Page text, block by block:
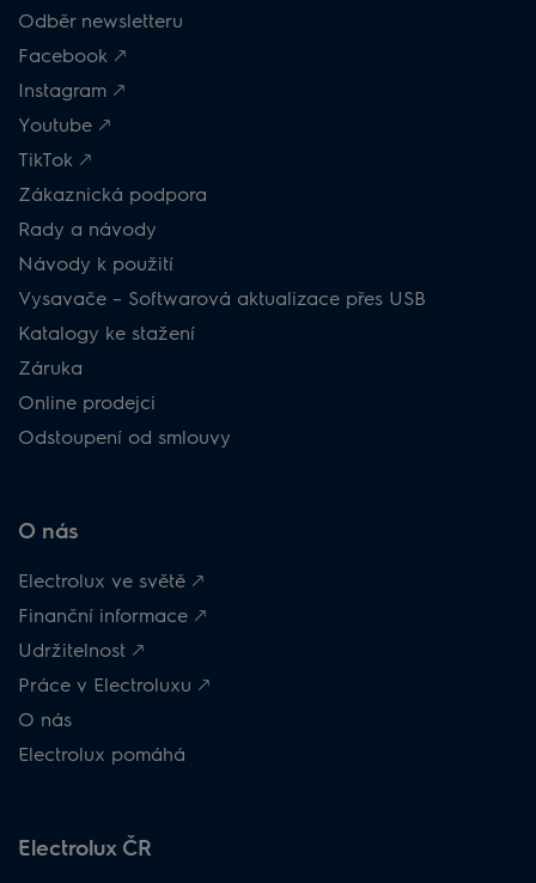
Odběr newsletteru
Facebook 🡕
Instagram 🡕
Youtube 🡕
TikTok 🡕
Zákaznická podpora
Rady a návody
Návody k použití
Vysavače – Softwarová aktualizace přes USB
Katalogy ke stažení
Záruka
Online prodejci
Odstoupení od smlouvy
O nás
Electrolux ve světě 🡕
Finanční informace 🡕
Udržitelnost 🡕
Práce v Electroluxu 🡕
O nás
Electrolux pomáhá
Electrolux ČR